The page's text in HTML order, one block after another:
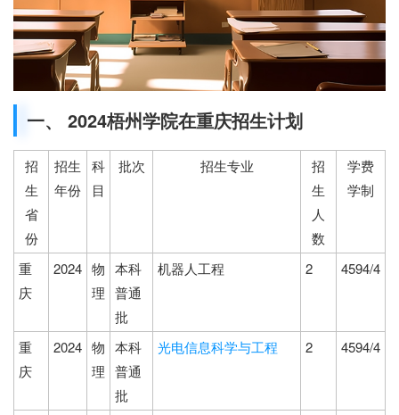
一、 2024梧州学院在重庆招生计划
招
生
省
份
招生
年份
科
目
批次 招生专业
招
生
人
数
学费
学制
重
庆
2024 物
理
本科
普通
批
机器人工程 2 4594/4
重
庆
2024 物
理
本科
普通
批
光电信息科学与工程 2 4594/4